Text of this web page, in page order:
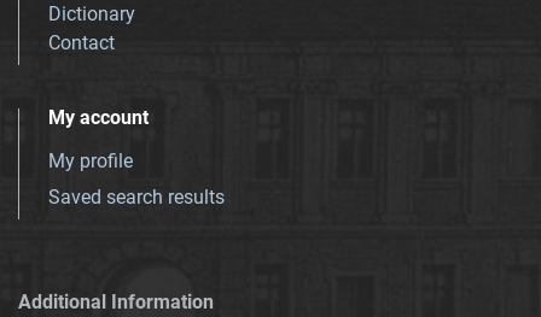
Dictionary
Contact
My account
My profile
Saved search results
Additional Information